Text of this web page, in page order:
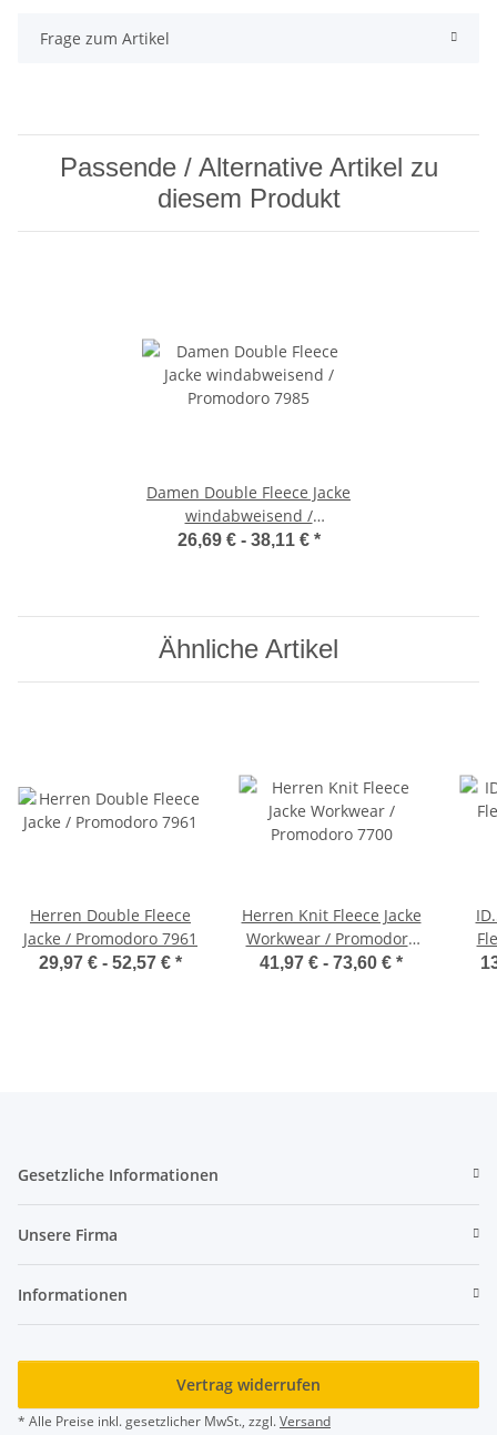
Frage zum Artikel
Passende / Alternative Artikel zu
diesem Produkt
Damen Double Fleece Jacke
windabweisend /
Promodoro 7985
26,69 € - 38,11 € *
Ähnliche Artikel
Herren Double Fleece
Jacke / Promodoro 7961
29,97 € - 52,57 € *
Herren Knit Fleece Jacke
Workwear / Promodoro
7700
41,97 € - 73,60 € *
Gesetzliche Informationen
Unsere Firma
Informationen
Vertrag widerrufen
* Alle Preise inkl. gesetzlicher MwSt., zzgl.Versand